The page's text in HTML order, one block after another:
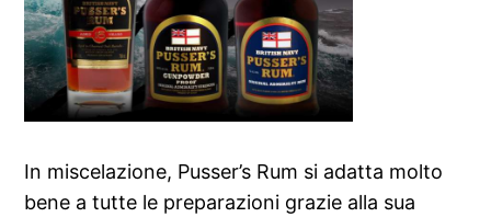
In miscelazione, Pusser’s Rum si adatta molto
bene a tutte le preparazioni grazie alla sua